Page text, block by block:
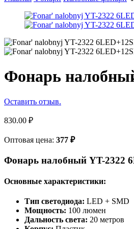
Фонарь
Оставить отзыв.
830.00 ₽
Оптовая цена: 377 ₽
Фонарь налобный YT-2322
Основные характеристики:
Тип светодиода: LED + SMD
Мощность: 100 люмен
Дальность света: 20 метров